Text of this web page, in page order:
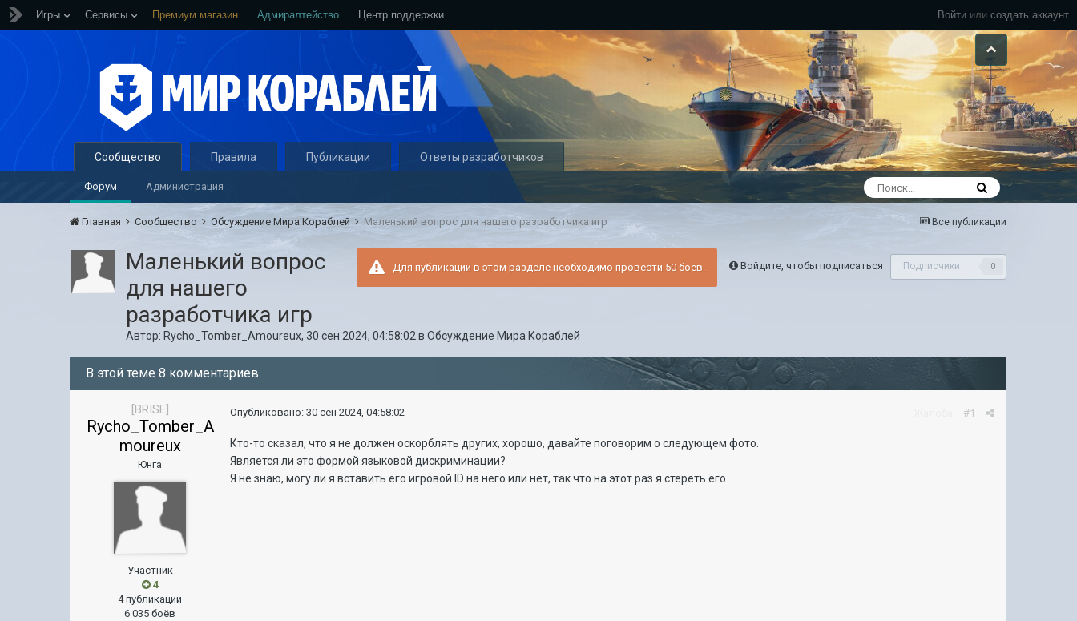
Войти или создать аккаунт
Игры Сервисы Премиум магазин Адмиралтейство Центр поддержки
Сообщество
Форум Администрация
Правила Публикации Ответы разработчиков
Все публикации
Главная Сообщество Обсуждение Мира Кораблей Маленький вопрос для нашего разработчика игр
Войдите, чтобы подписаться Подписчики 0
Для публикации в этом разделе необходимо провести 50 боёв.
Маленький вопрос
для нашего
разработчика игр
Автор: Rycho_Tomber_Amoureux,30 сен 2024, 04:58:02 вОбсуждение Мира Кораблей
В этой теме 8 комментариев
[BRISE]
Rycho_Tomber_A
moureux
Юнга
Участник
4
4 публикации
6 035 боёв
#1
Опубликовано:30 сен 2024, 04:58:02
Кто-то сказал, что я не должен оскорблять других, хорошо, давайте поговорим о следующем фото.
Является ли это формой языковой дискриминации?
Я не знаю, могу ли я вставить его игровой ID на него или нет, так что на этот раз я стереть его